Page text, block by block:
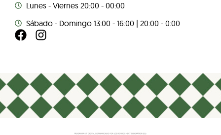
Lunes - Viernes 20:00 - 00:00
Sábado - Domingo 13:00 - 16:00 | 20:00 - 0:00